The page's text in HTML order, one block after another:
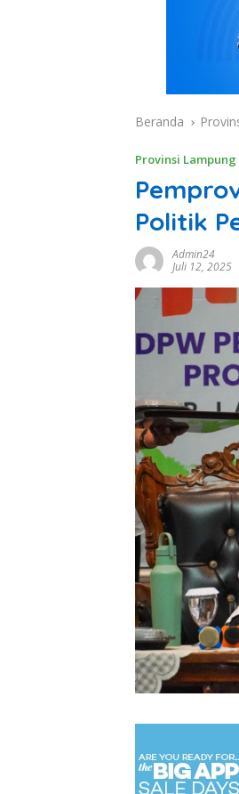
Beranda
Provinsi Lampung
Politik
Admin24
Juli 12, 2025